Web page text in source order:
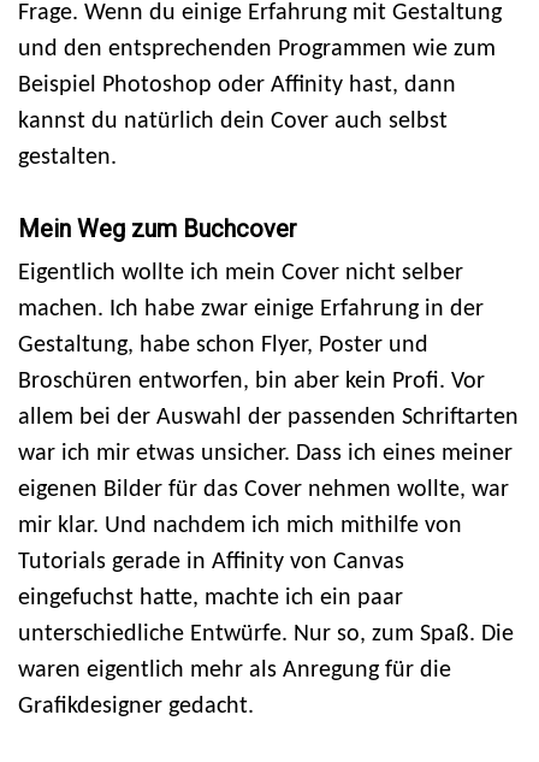
Frage. Wenn du einige Erfahrung mit Gestaltung
und den entsprechenden Programmen wie zum
Beispiel Photoshop oder Affinity hast, dann
kannst du natürlich dein Cover auch selbst
gestalten.
Mein Weg zum Buchcover
Eigentlich wollte ich mein Cover nicht selber
machen. Ich habe zwar einige Erfahrung in der
Gestaltung, habe schon Flyer, Poster und
Broschüren entworfen, bin aber kein Profi. Vor
allem bei der Auswahl der passenden Schriftarten
war ich mir etwas unsicher. Dass ich eines meiner
eigenen Bilder für das Cover nehmen wollte, war
mir klar. Und nachdem ich mich mithilfe von
Tutorials gerade in Affinity von Canvas
eingefuchst hatte, machte ich ein paar
unterschiedliche Entwürfe. Nur so, zum Spaß. Die
waren eigentlich mehr als Anregung für die
Grafikdesigner gedacht.